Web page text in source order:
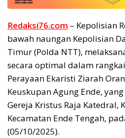
Redaksi76.com – Kepolisian
bawah naungan Kepolisian
Timur (Polda NTT),
secara optimal dalam
Perayaan Ekaristi Ziarah
Keuskupan Agung Ende,
Gereja Kristus Raja Katedral,
Kecamatan Ende Tengah,
(05/10/2025).